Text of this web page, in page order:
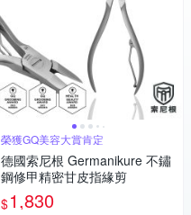
榮獲GQ美容大賞肯定
德國索尼根 Germanikure 不鏽
鋼修甲精密甘皮指緣剪
$1,830